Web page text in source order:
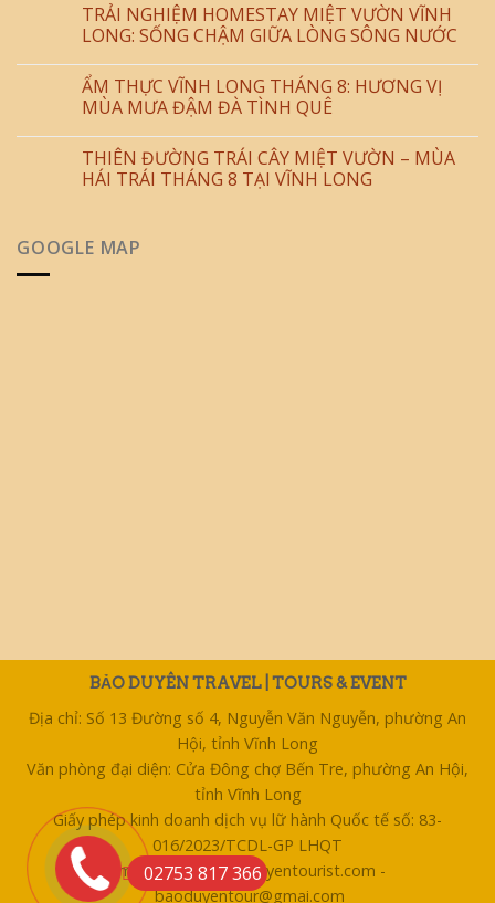
TRẢI NGHIỆM HOMESTAY MIỆT VƯỜN VĨNH
LONG: SỐNG CHẬM GIỮA LÒNG SÔNG NƯỚC
ẨM THỰC VĨNH LONG THÁNG 8: HƯƠNG VỊ
MÙA MƯA ĐẬM ĐÀ TÌNH QUÊ
THIÊN ĐƯỜNG TRÁI CÂY MIỆT VƯỜN – MÙA
HÁI TRÁI THÁNG 8 TẠI VĨNH LONG
GOOGLE MAP
BẢO DUYÊN TRAVEL | TOURS & EVENT
Địa chỉ: Số 13 Đường số 4, Nguyễn Văn Nguyễn, phường An
Hội, tỉnh Vĩnh Long
Văn phòng đại diện: Cửa Đông chợ Bến Tre, phường An Hội,
tỉnh Vĩnh Long
Giấy phép kinh doanh dịch vụ lữ hành Quốc tế số: 83-
016/2023/TCDL-GP LHQT
Email: bentre@baoduyentourist.com -
baoduyentour@gmai.com
02753 817 366